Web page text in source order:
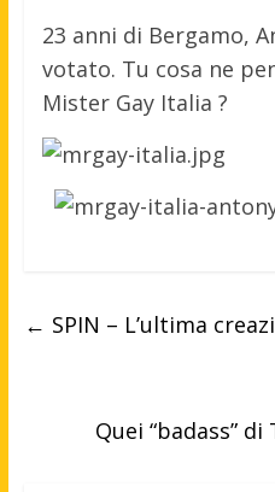
23 anni di Bergamo,
votato. Tu cosa ne
Mister Gay Italia ?
← SPIN – L’ultima
Quei “badass”